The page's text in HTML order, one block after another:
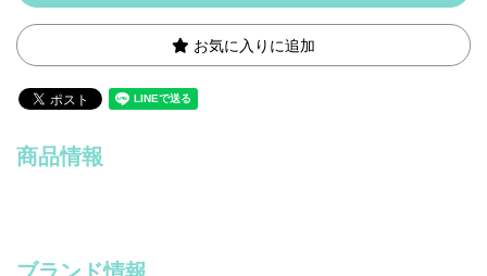
お気に入りに追加
商品情報